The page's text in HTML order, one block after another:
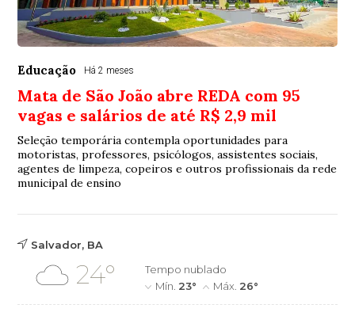
Educação Há 2 meses
Mata de São João abre REDA com 95
vagas e salários de até R$ 2,9 mil
Seleção temporária contempla oportunidades para
motoristas, professores, psicólogos, assistentes sociais,
agentes de limpeza, copeiros e outros profissionais da rede
municipal de ensino
Salvador, BA
24°
Tempo nublado
Mín. 23° Máx. 26°